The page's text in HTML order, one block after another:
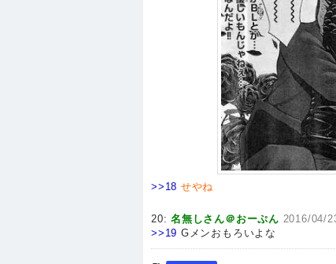
>>18 せやね
20:名無しさん＠おーぷん 2016/04/
>>19 Gメンおもろいよな